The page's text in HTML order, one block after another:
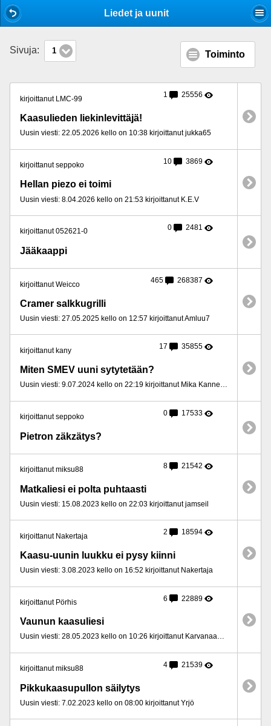
Liedet ja uunit
Sivuja: 1 Toiminto
kirjoittanut LMC-99 1 25556
Kaasulieden liekinlevittäjä!
Uusin viesti: 22.05.2026 kello on 10:38 kirjoittanut jukka65
kirjoittanut seppoko 10 3869
Hellan piezo ei toimi
Uusin viesti: 8.04.2026 kello on 21:53 kirjoittanut K.E.V
kirjoittanut 052621-0 0 2481
Jääkaappi
kirjoittanut Weicco 465 268387
Cramer salkkugrilli
Uusin viesti: 27.05.2025 kello on 12:57 kirjoittanut Amluu7
kirjoittanut kany 17 35855
Miten SMEV uuni sytytetään?
Uusin viesti: 9.07.2024 kello on 22:19 kirjoittanut Mika Kannelmaa
kirjoittanut seppoko 0 17533
Pietron zäkzätys?
kirjoittanut miksu88 8 21542
Matkaliesi ei polta puhtaasti
Uusin viesti: 15.08.2023 kello on 22:03 kirjoittanut jamseil
kirjoittanut Nakertaja 2 18594
Kaasu-uunin luukku ei pysy kiinni
Uusin viesti: 3.08.2023 kello on 16:52 kirjoittanut Nakertaja
kirjoittanut Pörhis 6 22889
Vaunun kaasuliesi
Uusin viesti: 28.05.2023 kello on 10:26 kirjoittanut Karvanaamari
kirjoittanut miksu88 4 21539
Pikkukaasupullon säilytys
Uusin viesti: 7.02.2023 kello on 08:00 kirjoittanut Yrjö